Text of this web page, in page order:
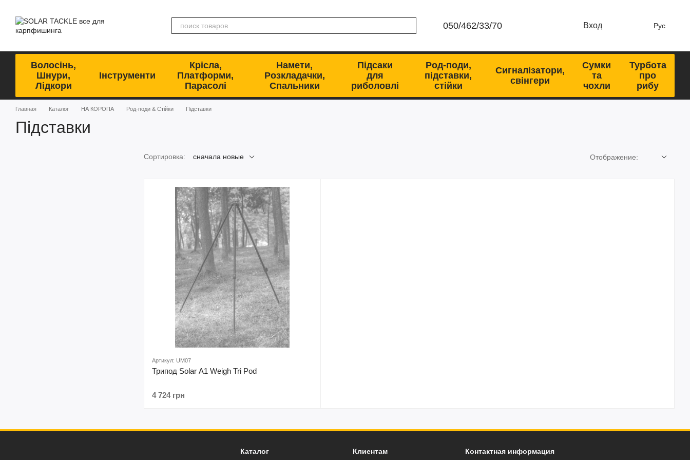
050/462/33/70 Вход Рус
Волосінь,
Шнури,
Лідкори
Інструменти
Крісла,
Платформи,
Парасолі
Намети,
Розкладачки,
Спальники
Підсаки
для
риболовлі
Род-поди,
підставки,
стійки
Сигналізатори,
свінгери
Сумки
та
чохли
Турбота
про
рибу
Главная Каталог НА КОРОПА Род-поди & Стійки Підставки
Підставки
Сортировка: сначала новые Отображение:
Артикул: UM07
Трипод Solar A1 Weigh Tri Pod
4 724 грн
Каталог Клиентам Контактная информация